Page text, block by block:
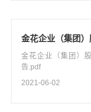
金花企业（集团
金花企业（集团）
告.pdf
2021-06-02